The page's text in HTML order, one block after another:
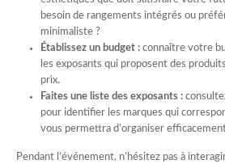
besoin de rangements intégrés ou
minimaliste ?
Établissez un budget :connaître votre
les exposants qui proposent des
prix.
Faites une liste des exposants :
pour identifier les marques qui
vous permettra d’organiser
Pendant l’événement, n’hésitez pas à